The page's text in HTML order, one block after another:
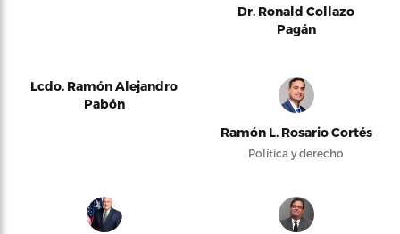
Dr. Ronald Collazo
Pagán
Lcdo. Ramón Alejandro
Pabón
Ramón L. Rosario Cortés
Política y derecho